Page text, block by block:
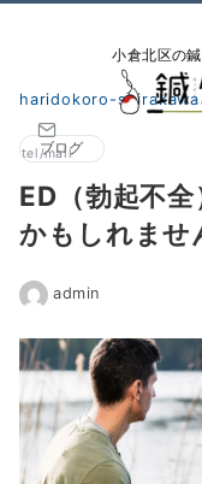
小倉北区の
tel/mail
haridokoro-shirakawa
ブログ
ED（勃起不全
かもしれませ
admin